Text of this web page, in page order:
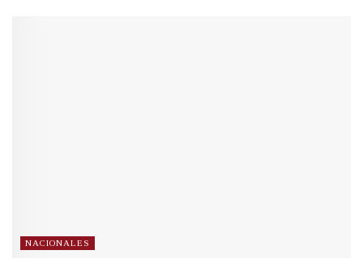
NACIONALES